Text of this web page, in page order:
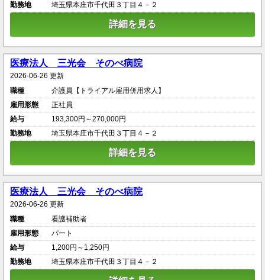
勤務地
埼玉県本庄市千代田３丁目４－２
詳細を見る
医療法人 三光会 そのべ病院
2026-06-26 更新
職種
介護員【トライアル雇用併用求人】
雇用形態
正社員
給与
193,300円～270,000円
勤務地
埼玉県本庄市千代田３丁目４－２
詳細を見る
医療法人 三光会 そのべ病院
2026-06-26 更新
職種
看護補助者
雇用形態
パート
給与
1,200円～1,250円
勤務地
埼玉県本庄市千代田３丁目４－２